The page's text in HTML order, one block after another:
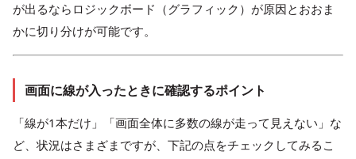
が出るならロジックボード（グラフィック）が原因とおおま
かに切り分けが可能です。
画面に線が入ったときに確認するポイント
「線が1本だけ」「画面全体に多数の線が走って見えない」な
ど、状況はさまざまですが、下記の点をチェックしてみるこ